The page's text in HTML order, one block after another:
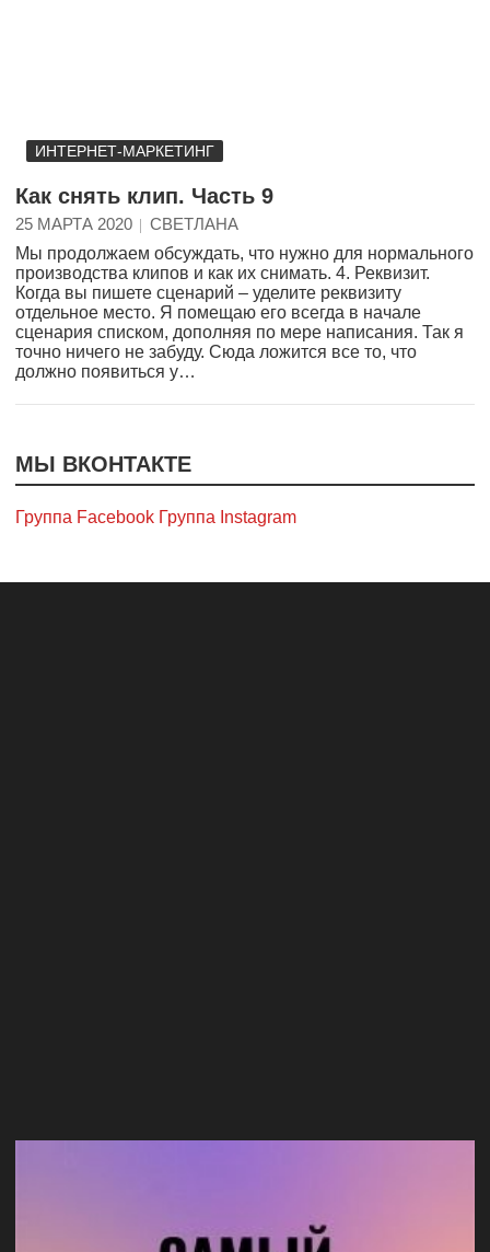
ИНТЕРНЕТ-МАРКЕТИНГ
Как снять клип. Часть 9
25 МАРТА 2020
СВЕТЛАНА
Мы продолжаем обсуждать, что нужно для нормального
производства клипов и как их снимать. 4. Реквизит.
Когда вы пишете сценарий – уделите реквизиту
отдельное место. Я помещаю его всегда в начале
сценария списком, дополняя по мере написания. Так я
точно ничего не забуду. Сюда ложится все то, что
должно появиться у…
МЫ ВКОНТАКТЕ
Группа Facebook Группа Instagram